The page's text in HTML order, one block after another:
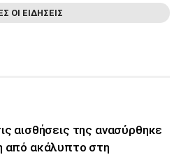
ΟΙ ΕΙΔΗΣΕΙΣ
αισθήσεις της ανασύρθηκε
από ακάλυπτο στη